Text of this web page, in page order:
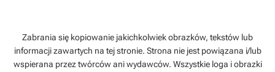
Zabrania się kopiowanie jakichkolwiek obrazków, tekstów lub
informacji zawartych na tej stronie. Strona nie jest powiązana i/lub
wspierana przez twórców ani wydawców. Wszystkie loga i obrazki